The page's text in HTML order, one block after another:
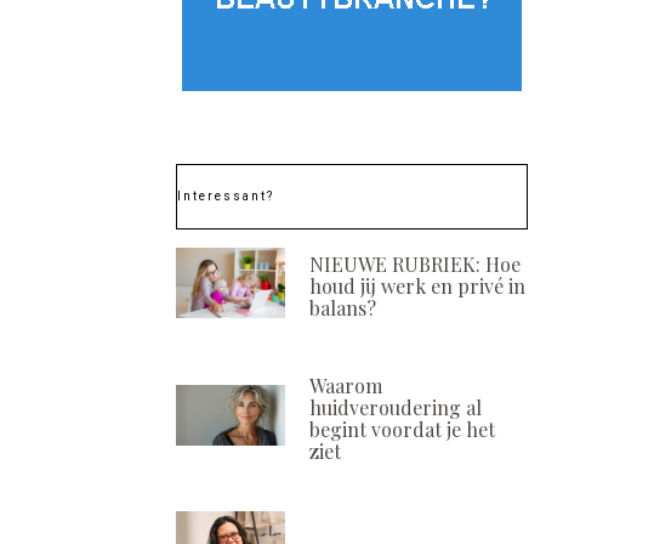
Interessant?
NIEUWE RUBRIEK: Hoe
houd jij werk en privé in
balans?
Waarom
huidveroudering al
begint voordat je het
ziet